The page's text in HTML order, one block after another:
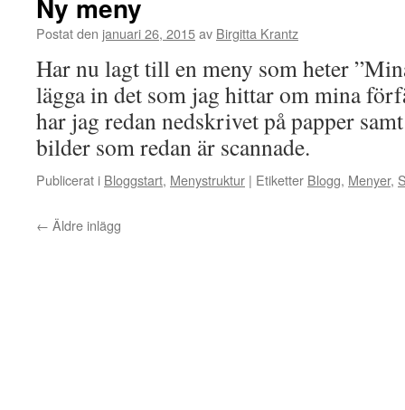
Ny meny
Postat den januari 26, 2015av Birgitta Krantz
Har nu lagt till en meny som heter
lägga in det som jag hittar om mina
har jag redan nedskrivet på papper
bilder som redan är scannade.
Publicerat i Bloggstart, Menystruktur | Etiketter Blogg, Menyer,
← Äldre inlägg